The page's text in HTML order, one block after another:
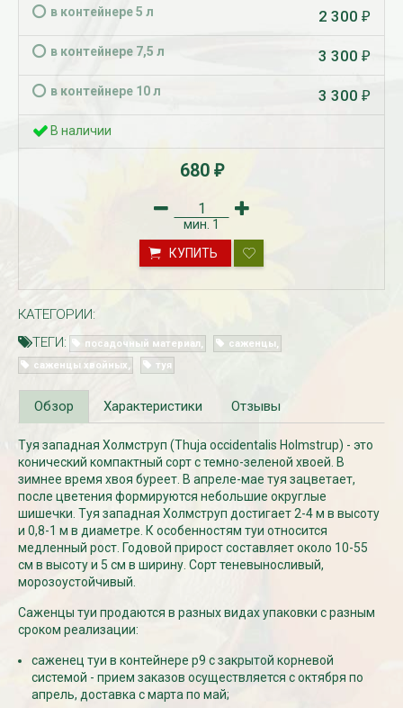
Рассада Незабудка
контейнере p9
СКИДКИ 15 % НА ДУГИ, ЗАБОРЫ,
ШПАЛЕРЫ И ДР.
Дата:11.03.2024
Скидки 15% !!! При заказе
товаров на сумму от 1000 руб. с
16 марта по 31 марта 2024...
БЕСПЛАТНАЯ
Дата:29.02.2024
В первый день весны
марта дарим
марта по 10...
в контейнере 5 л 2 300 ₽
в контейнере 7,5 л 3 300 ₽
в контейнере 10 л 3 300 ₽
В наличии
680 ₽
мин. 1
КУПИТЬ
КАТЕГОРИИ:
ТЕГИ:
посадочный материал
саженцы
саженцы хвойных
туя
Обзор Характеристики Отзывы
Туя западная Холмструп (Thuja occidentalis Holmstrup) - это
конический компактный сорт с темно-зеленой хвоей. В
зимнее время хвоя буреет. В апреле-мае туя зацветает,
после цветения формируются небольшие округлые
шишечки. Туя западная Холмструп достигает 2-4 м в высоту
и 0,8-1 м в диаметре. К особенностям туи относится
медленный рост. Годовой прирост составляет около 10-55
см в высоту и 5 см в ширину. Сорт теневыносливый,
морозоустойчивый.
Саженцы туи продаются в разных видах упаковки с разным
сроком реализации:
саженец туи в контейнере р9 с закрытой корневой
системой - прием заказов осуществляется с октября по
апрель, доставка с марта по май;